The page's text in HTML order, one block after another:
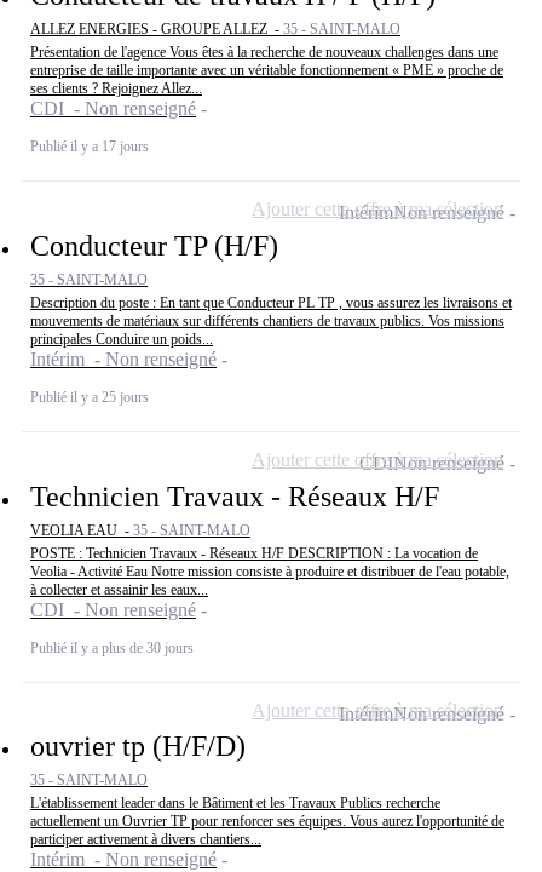
ALLEZ ENERGIES - GROUPE ALLEZ - 35 - SAINT-MALO
Présentation de l'agence Vous êtes à la recherche de nouveaux challenges dans une
entreprise de taille importante avec un véritable fonctionnement « PME » proche de
ses clients ? Rejoignez Allez...
CDI - Non renseigné
Publié il y a 17 jours
Conducteur TP (H/F)
35 - SAINT-MALO
Description du poste : En tant que Conducteur PL TP , vous assurez les livraisons et
mouvements de matériaux sur différents chantiers de travaux publics. Vos missions
principales Conduire un poids...
Intérim - Non renseigné
Publié il y a 25 jours
IntérimNon renseigné
Ajouter cette offre à ma sélection
Technicien Travaux - Réseaux H/F
VEOLIA EAU - 35 - SAINT-MALO
POSTE : Technicien Travaux - Réseaux H/F DESCRIPTION : La vocation de
Veolia - Activité Eau Notre mission consiste à produire et distribuer de l'eau potable,
à collecter et assainir les eaux...
CDI - Non renseigné
Publié il y a plus de 30 jours
CDINon renseigné
Ajouter cette offre à ma sélection
ouvrier tp (H/F/D)
35 - SAINT-MALO
L'établissement leader dans le Bâtiment et les Travaux Publics recherche
actuellement un Ouvrier TP pour renforcer ses équipes. Vous aurez l'opportunité de
participer activement à divers chantiers...
Intérim - Non renseigné
IntérimNon renseigné
Ajouter cette offre à ma sélection